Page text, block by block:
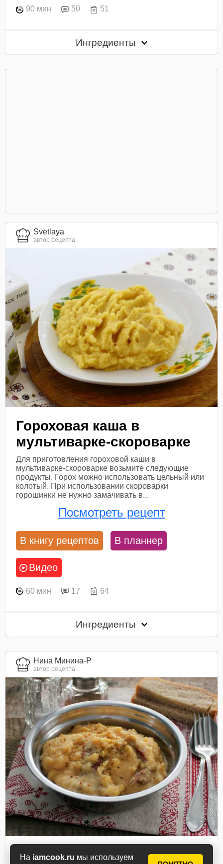
На iamcook.ru мы используем
90 мин 50 51
Ингредиенты
Svetlaya
автор рецепта
Гороховая каша в
мультиварке-скороварке
Для приготовления гороховой каши в
мультиварке-скороварке возьмите следующие
продукты. Горох можно использовать цельный или
колотый. При использовании скороварки
горошинки не нужно замачивать в...
Посмотреть рецепт
В книгу рецептов В планнер
Видео
60 мин 17 64
Ингредиенты
Нина Минина-Р
автор рецепта
Каша гороховая с